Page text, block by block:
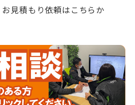
見積もり依頼はこちらか